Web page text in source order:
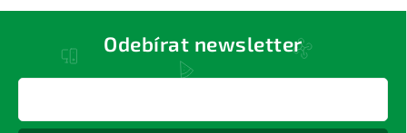
Odebírat newsletter